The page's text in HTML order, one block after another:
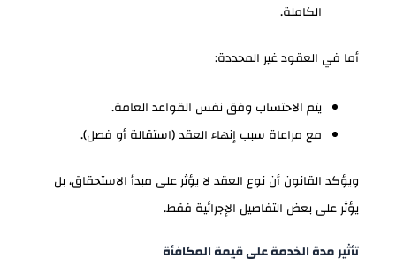
الكاملة.
أما في العقود غير المحددة:
يتم الاحتساب وفق نفس القواعد العامة.
مع مراعاة سبب إنهاء العقد (استقالة أو فصل).
ويؤكد القانون أن نوع العقد لا يؤثر على مبدأ الاستحقاق، بل
يؤثر على بعض التفاصيل الإجرائية فقط.
تأثير مدة الخدمة على قيمة المكافأة